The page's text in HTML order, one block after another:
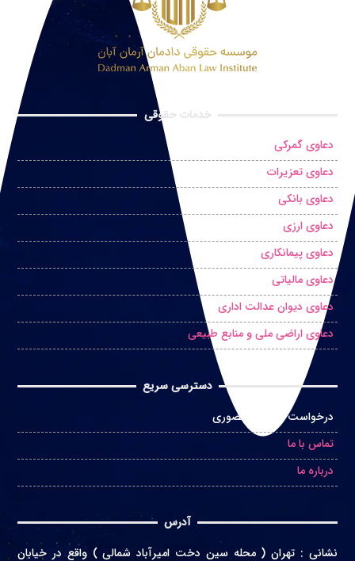
خدمات حقوقی
دعاوی گمرکی
دعاوی تعزیرات
دعاوی بانکی
دعاوی ارزی
دعاوی پیمانکاری
دعاوی مالیاتی
دعاوی دیوان عدالت اداری
دعاوی اراضی ملی و منابع طبیعی
دسترسی سریع
درخواست مشاوره حضوری
تماس با ما
درباره ما
آدرس
نشانی : تهران ( محله سین دخت امیرآباد شمالی ) واقع در خیابان